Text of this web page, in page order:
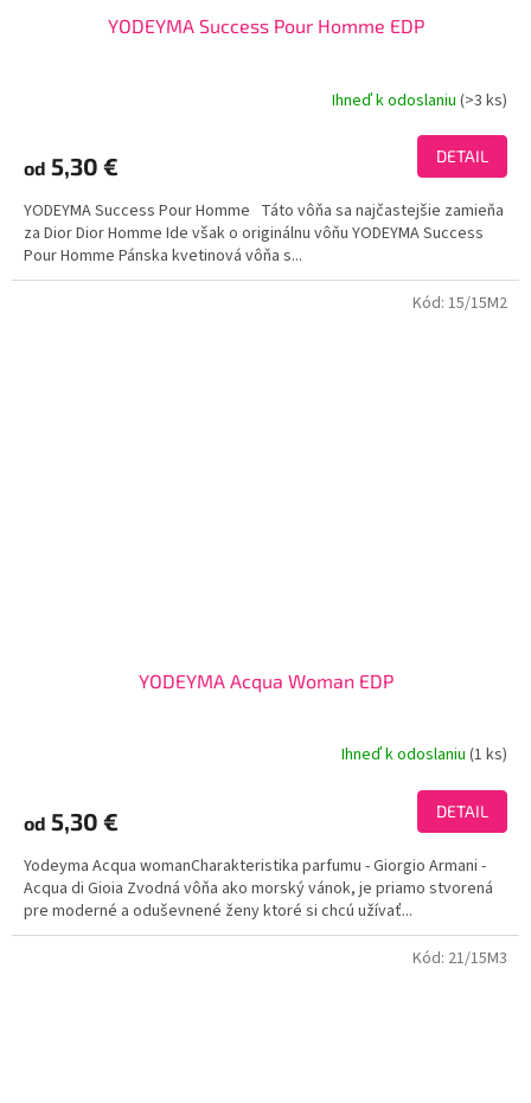
YODEYMA Success Pour Homme EDP
je
z
5
hviezdičiek.
Ihneď k odoslaniu(>3 ks)
od 5,30 € DETAIL
YODEYMA Success Pour Homme Táto vôňa sa najčastejšie zamieňa
za Dior Dior Homme Ide však o originálnu vôňu YODEYMA Success
Pour Homme Pánska kvetinová vôňa s...
YODEYMA Acqua Woman EDP
je
z
5
hviezdičiek.
Ihneď k odoslaniu(1 ks)
od 5,30 € DETAIL
Yodeyma Acqua womanCharakteristika parfumu - Giorgio Armani -
Acqua di Gioia Zvodná vôňa ako morský vánok, je priamo stvorená
pre moderné a oduševnené ženy ktoré si chcú užívať...
Kód: 15/15M2
Kód: 21/15M3